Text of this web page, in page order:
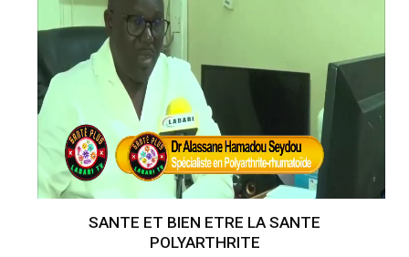
SANTE ET BIEN ETRE LA SANTE
POLYARTHRITE